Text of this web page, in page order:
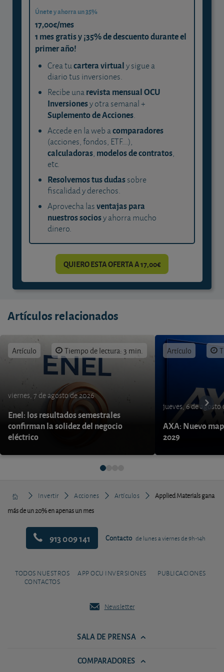
Únete y ahorra un 35%
17,00€/mes
1 mes gratis y ¡35% de descuento durante el
primer año!
Crea tucartera virtualy sigue a
diario tus inversiones.
Recibe unarevista mensual OCU
Inversionesy otra semanal +
Suplemento de Acciones.
Accede en la web acomparadores
(acciones, fondos, ETF...),
calculadoras, modelos de contratos,
etc.
Resolvemos tus dudassobre
fiscalidad y derechos.
Aprovecha lasventajas para
nuestros sociosy ahorra mucho
dinero.
QUIERO ESTA OFERTA A 17,00€
Artículos relacionados
Artículo Tiempo de lectura: 3 min.
viernes, 7 de agosto de 2026
Enel: los resultados semestrales
confirman la solidez del negocio
eléctrico
Artículo
jueves, 6 de agosto
AXA: Nuevo
2029
Invertir Acciones Artículos
Applied Materials gana
más de un 20% en apenas un mes
913 009 141 Contacto de lunes a viernes de 9h-14h
TODOS NUESTROS
CONTACTOS
APP OCU INVERSIONES PUBLICACIONES
Newsletter
SALA DE PRENSA
COMPARADORES